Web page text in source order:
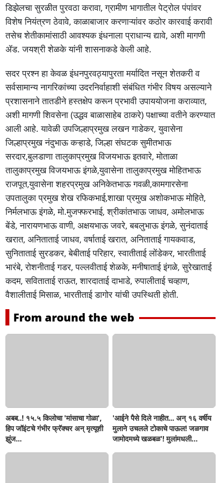
डिझेलचा सुरळीत पुरवठा करावा, ग्रामीण भागातील पेट्रोल पंपांवर
विशेष नियंत्रण ठेवावे, काळाबाजार करणाऱ्यांवर कठोर कारवाई करावी
तसेच शेतीकामांसाठी आवश्यक इंधनाला प्राधान्य द्यावे, अशी मागणी
ॲड. जयश्री शेळके यांनी शासनाकडे केली आहे.
सदर प्रश्न हा केवळ इंधनपुरवठ्यापुरता मर्यादित नसून शेतकरी व
सर्वसामान्य नागरिकांच्या उदरनिर्वाहाशी संबंधित गंभीर विषय असल्याने
प्रशासनाने तातडीने हस्तक्षेप करून प्रभावी उपाययोजना कराव्यात,
अशी मागणी शिवसेना (उद्धव बाळासाहेब ठाकरे) पक्षाच्या वतीने करण्यात
आली आहे. यावेळी उपजिल्हाप्रमुख लखन गाडेकर, युवासेना
जिल्हाप्रमुख नंदुभाऊ कऱ्हाडे, जिल्हा संघटक सुमीतभाऊ
सरदार,बुलडाणा तालुकाप्रमुख विजयभाऊ इतवारे, मोताळा
तालुकाप्रमुख विजयभाऊ इंगळे,युवासेना तालुकाप्रमुख मोहितभाऊ
राजपूत,युवासेना शहरप्रमुख अनिकेतभाऊ गवळी,कामगारसेना
उपतालुका प्रमुख शेख रफिकभाई,शाखा प्रमुख अशोकभाऊ मोहिते,
निर्मलभाऊ इंगळे, मो.मुजफ्फरभाई, श्रीकांतभाऊ जाधव, अमोलभाऊ
बेंडे, नारायणभाऊ वाणी, अक्षयभाऊ जवरे, बबलुभाऊ इंगळे, सुनंदाताई
खरात, अनिताताई जाधव, वर्षाताई खरात, अनिताताई गायकवाड,
सुनिताताई सुरडकर, बेबीताई परिहार, स्वातीताई लोंडेकर, भारतीताई
भारंबे, रोशनीताई गडर, पल्लवीताई शेळके, मनीषाताई इंगळे, सुरेखाताई
कदम, सविताताई राऊत, शारदाताई दाभाडे, रुपालीताई चव्हाण,
वैशालीताई मिसाळ, भारतीताई डागोर यांची उपस्थिती होती.
From around the web
अबब..! १५.५ किलोचा 'मांसाचा गोळा',
हिप जॉइंटचे गंभीर फ्रॅक्चर अन् मृत्यूशी
झुंज...
'आईने पैसे दिले नाहीत... अन् १६ वर्षीय
मुलाने उचलले टोकाचे पाऊल! जळगाव
जामोदमध्ये खळबळ'! मुलांमधली